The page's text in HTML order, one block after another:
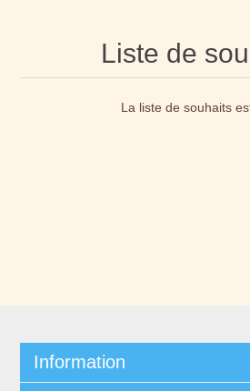
Liste de
La liste de souhaits
Information